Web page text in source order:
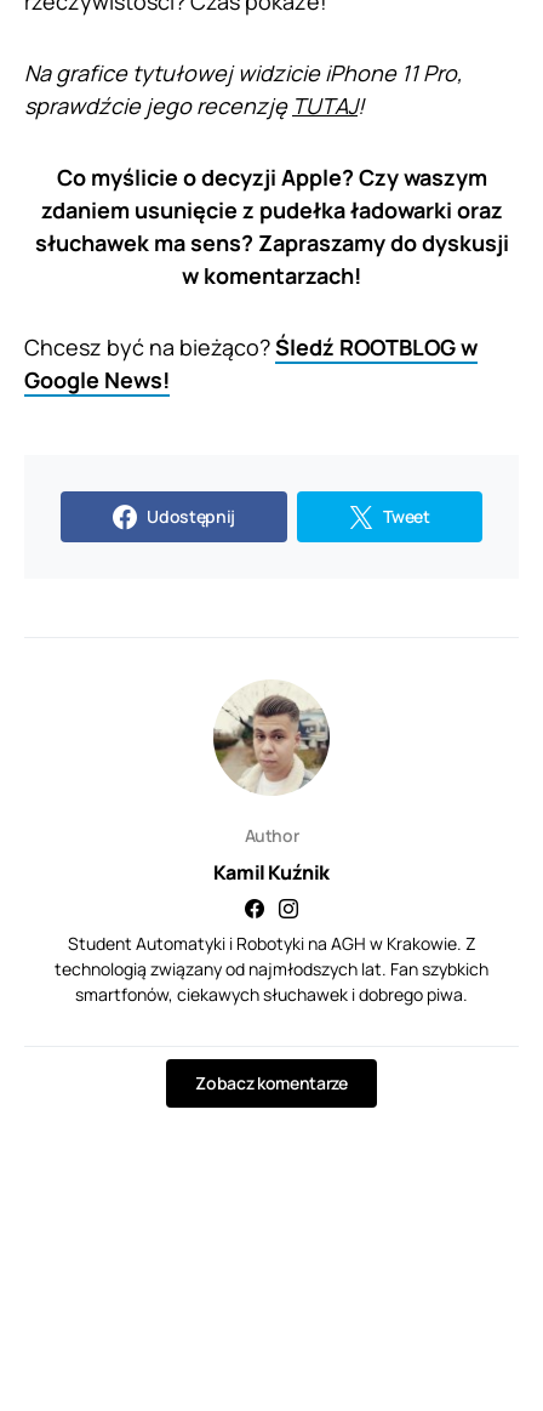
Na grafice tytułowej widzicie iPhone 11 Pro,
sprawdźcie jego recenzję TUTAJ!
Co myślicie o decyzji Apple? Czy waszym
zdaniem usunięcie z pudełka ładowarki oraz
słuchawek ma sens? Zapraszamy do dyskusji
w komentarzach!
Chcesz być na bieżąco?Śledź ROOTBLOG w
Google News!
Udostępnij Tweet
Author
Kamil Kuźnik
Student Automatyki i Robotyki na AGH w Krakowie. Z
technologią związany od najmłodszych lat. Fan szybkich
smartfonów, ciekawych słuchawek i dobrego piwa.
Zobacz komentarze